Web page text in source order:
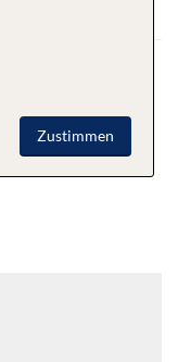
Zustimmen